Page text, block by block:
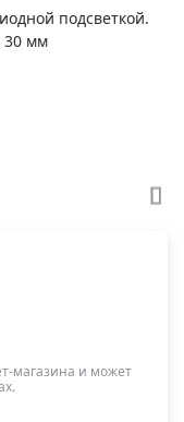
подсветкой.
30 мм
магазина и может